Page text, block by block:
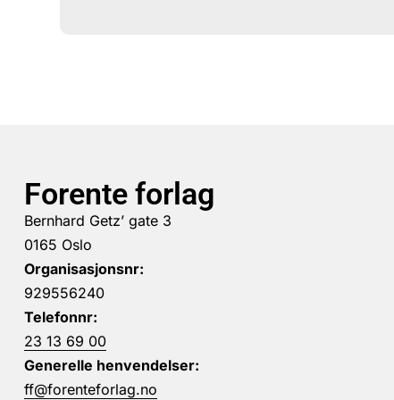
Forente forlag
Bernhard Getz’ gate 3
0165 Oslo
Organisasjonsnr:
929556240
Telefonnr:
23 13 69 00
Generelle henvendelser:
ff@forenteforlag.no